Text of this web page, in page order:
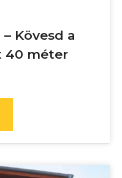
Kövesd a
40 méter